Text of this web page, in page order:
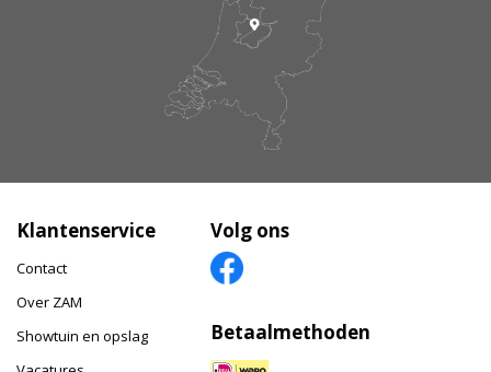
Klantenservice
Contact
Over ZAM
Showtuin en opslag
Volg ons
Betaalmethoden